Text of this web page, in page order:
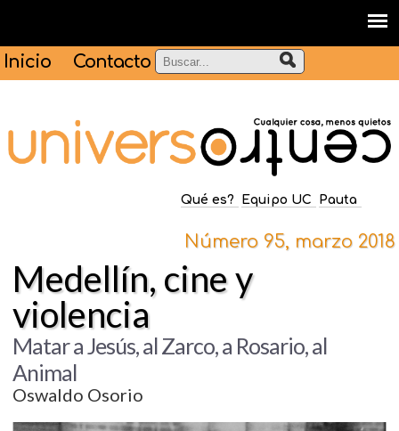
Inicio Contacto
Qué es? Equipo UC Pauta
Número 95, marzo 2018
Medellín, cine y
violencia
Matar a Jesús, al Zarco, a Rosario, al
Animal
Oswaldo Osorio